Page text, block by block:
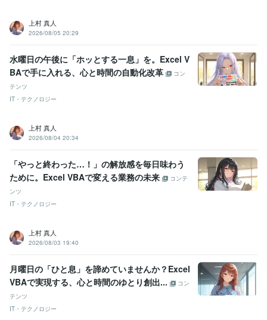
上村 真人
2026/08/05 20:29
水曜日の午後に「ホッとする一息」を。Excel V
BAで手に入れる、心と時間の自動化改革
コン
テンツ
IT・テクノロジー
上村 真人
2026/08/04 20:34
「やっと終わった…！」の解放感を毎日味わう
ために。Excel VBAで変える業務の未来
コンテ
ンツ
IT・テクノロジー
上村 真人
2026/08/03 19:40
月曜日の「ひと息」を諦めていませんか？Excel
VBAで実現する、心と時間のゆとり創出...
コン
テンツ
IT・テクノロジー